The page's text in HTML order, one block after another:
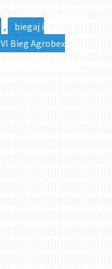
,
biegaj i
VI Bieg Agrobex